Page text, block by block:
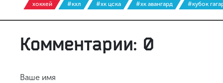
хоккей #кхл #хк цска #хк авангард #кубок
Комментарии: 0
Ваше имя